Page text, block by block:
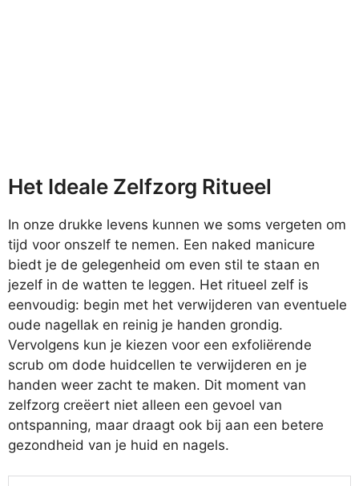
Het Ideale Zelfzorg Ritueel
In onze drukke levens kunnen we soms vergeten om
tijd voor onszelf te nemen. Een naked manicure
biedt je de gelegenheid om even stil te staan en
jezelf in de watten te leggen. Het ritueel zelf is
eenvoudig: begin met het verwijderen van eventuele
oude nagellak en reinig je handen grondig.
Vervolgens kun je kiezen voor een exfoliërende
scrub om dode huidcellen te verwijderen en je
handen weer zacht te maken. Dit moment van
zelfzorg creëert niet alleen een gevoel van
ontspanning, maar draagt ook bij aan een betere
gezondheid van je huid en nagels.